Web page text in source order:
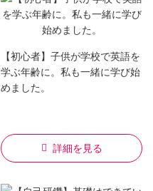
【初心者】子供が学校で英語を
学ぶ年齢に。私も一緒に学び始
めました。
詳細を見る